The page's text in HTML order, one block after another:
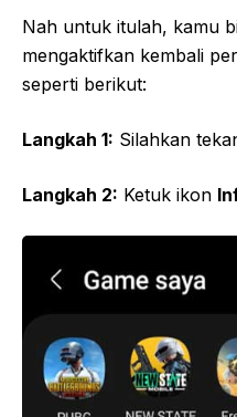
Nah untuk itulah, kamu
mengaktifkan kembali
seperti berikut:
Langkah 1: Silahkan
Langkah 2: Ketuk ikon